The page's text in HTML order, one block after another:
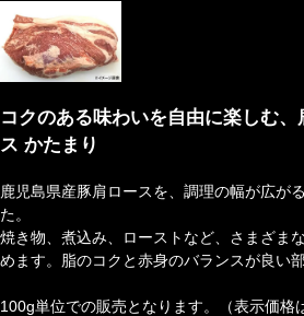
コクのある味わいを自由に楽しむ
ス かたまり
鹿児島県産豚肩ロースを、調理の幅が広が
た。
焼き物、煮込み、ローストなど、さまざま
めます。脂のコクと赤身のバランスが良い部
100g単位での販売となります。（表示価格